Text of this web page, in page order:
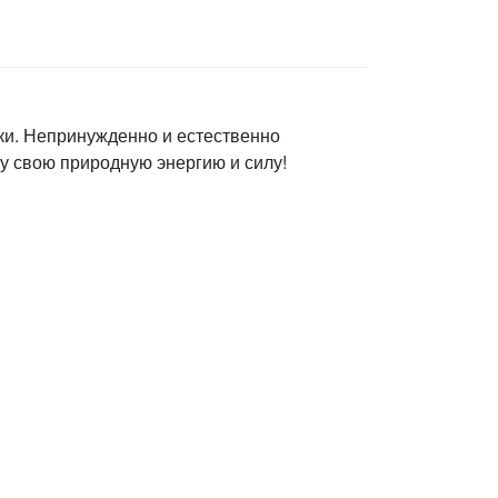
Непринужденно и естественно
свою природную энергию и силу!